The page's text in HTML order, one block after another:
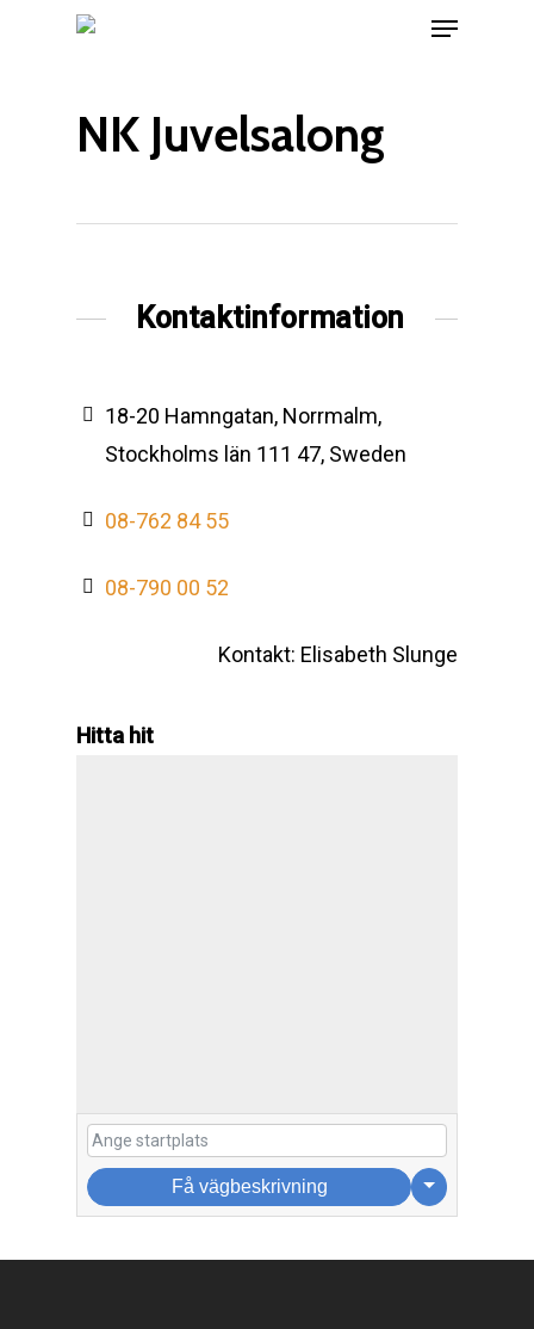
Menu
NK Juvelsalong
Kontaktinformation
18-20 Hamngatan, Norrmalm,
Stockholms län 111 47, Sweden
08-762 84 55
08-790 00 52
Kontakt: Elisabeth Slunge
Hitta hit
Få vägbeskrivning